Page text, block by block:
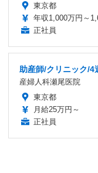
東京都
年収1,000万円～
正社員
助産師/クリニック/4
産婦人科瀬尾医院
東京都
月給25万円～
正社員